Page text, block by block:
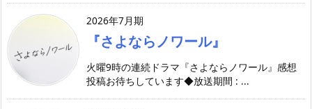
2026年7月期
『さよならノワール』
火曜9時の連続ドラマ『さよならノワール』感想
投稿お待ちしています◆放送期間 : ...